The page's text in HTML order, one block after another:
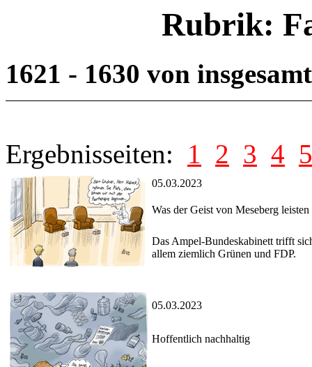
Rubrik:
1621 - 1630 von
Ergebnisseiten: 1 2 3 4 5
05.03.2023
Was der Geist von Meseberg leisten
Das Ampel-Bundeskabinett trifft
allem ziemlich Grünen und FDP.
05.03.2023
Hoffentlich nachhaltig